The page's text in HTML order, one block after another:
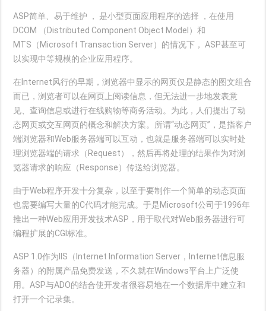
ASP简单、易于维护 ， 是小型页面应用程序的选择 ，在使用
DCOM （Distributed Component Object Model）和
MTS（Microsoft Transaction Server）的情况下， ASP甚至可
以实现中等规模的企业应用程序。
在Internet风行的早期，浏览器中显示的网页仅是静态的图文组合
而已，浏览者可以在网页上阅读信息，但无法进一步地发表意
见、查询信息或进行在线购物等商务活动。为此，人们提出了动
态网页或交互网页的概念和解决方案。所谓“动态网页”，是指客户
端浏览器和Web服务器端可以互动，也就是服务器端可以实时处
理浏览器端的请求（Request），然后再将处理的结果作为对浏
览器请求的响应（Response）传送给浏览器。
由于Web程序开发十分复杂，以至于要制作一个简单的动态页面
也需要编写大量的C代码才能完成。于是Microsoft公司于1996年
推出一种Web应用开发技术ASP，用于取代对Web服务器进行可
编程扩展的CGI标准。
ASP 1.0作为IIS（Internet Information Server，Internet信息服
务器）的附属产品免费发送，不久就在Windows平台上广泛使
用。ASP与ADO的结合使开发者很容易地在一个数据库中建立和
打开一个记录集。